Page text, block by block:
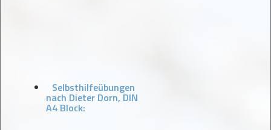
Selbsthilfeübungen
nach Dieter Dorn, DIN
A4 Block: